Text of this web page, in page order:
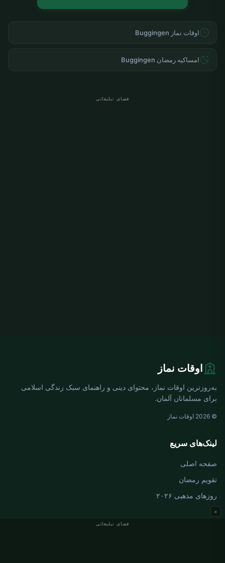
اوقات نماز Buggingen
امساکیه رمضان Buggingen
فضای تبلیغاتی
فضای تبلیغاتی
×
اوقات نماز
به‌روزترین اوقات نماز، محتوای دینی و راهنمای سبک زندگی اسلامی
برای مسلمانان آلمان.
© 2026 اوقات نماز
لینک‌های سریع
صفحه اصلی
تقویم رمضان
روزهای مذهبی ۲۰۲۶